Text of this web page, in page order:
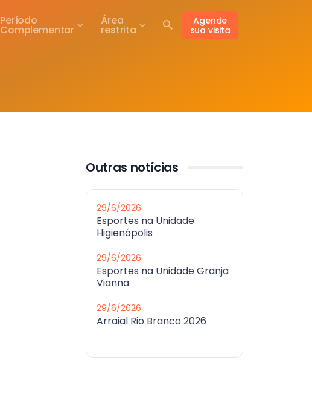
Agende
sua visita
Período
Complementar
Área
restrita
Outras notícias
29/6/2026
Esportes na Unidade
Higienópolis
29/6/2026
Esportes na Unidade Granja
Vianna
29/6/2026
Arraial Rio Branco 2026